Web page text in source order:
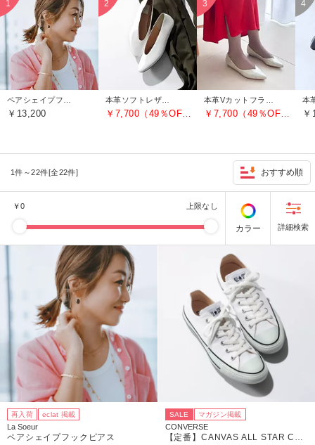
￥13,200
1件～22件[全22件] おすすめ順
￥0 上限なし
カラー
再入荷 eclat 掲載
La Soeur
ペアシェイプフックピアス
SALE マガジン掲載
CONVERSE
【定番】CANVAS ALL STAR COLORS OX